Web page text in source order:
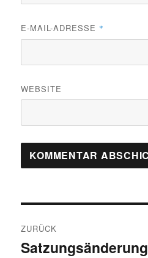
E-MAIL-ADRESSE *
WEBSITE
ZURÜCK
Vorheriger
Satzungsänderung